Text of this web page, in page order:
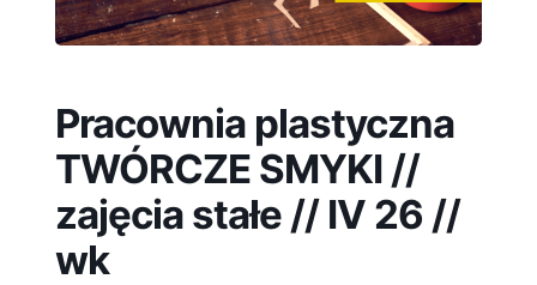
Pracownia plastyczna
TWÓRCZE SMYKI //
zajęcia stałe // IV 26 //
wk